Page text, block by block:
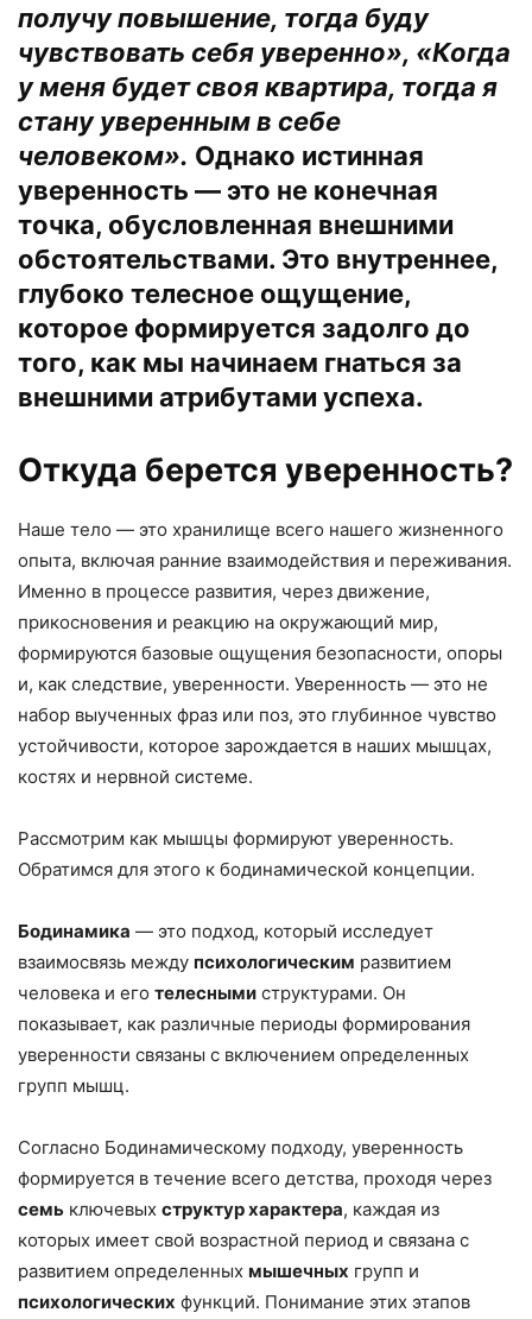
получу повышение, тогда буду
чувствовать себя уверенно», «Когда
у меня будет своя квартира, тогда я
стану уверенным в себе
человеком». Однако истинная
уверенность — это не конечная
точка, обусловленная внешними
обстоятельствами. Это внутреннее,
глубоко телесное ощущение,
которое формируется задолго до
того, как мы начинаем гнаться за
внешними атрибутами успеха.
Откуда берется уверенность?
Наше тело — это хранилище всего нашего жизненного
опыта, включая ранние взаимодействия и переживания.
Именно в процессе развития, через движение,
прикосновения и реакцию на окружающий мир,
формируются базовые ощущения безопасности, опоры
и, как следствие, уверенности. Уверенность — это не
набор выученных фраз или поз, это глубинное чувство
устойчивости, которое зарождается в наших мышцах,
костях и нервной системе.
Рассмотрим как мышцы формируют уверенность.
Обратимся для этого к бодинамической концепции.
Бодинамика — это подход, который исследует
взаимосвязь между психологическим развитием
человека и его телесными структурами. Он
показывает, как различные периоды формирования
уверенности связаны с включением определенных
групп мышц.
Согласно Бодинамическому подходу, уверенность
формируется в течение всего детства, проходя через
семь ключевых структур характера, каждая из
которых имеет свой возрастной период и связана с
развитием определенных мышечных групп и
психологических функций. Понимание этих этапов